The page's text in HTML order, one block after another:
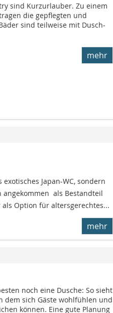
sind Kurzurlauber. Zu einem
die gepflegten und
sind teilweise mit Dusch-
mehr
Japan-WC, sondern
 als Bestandteil
Option für altersgerechtes...
mehr
noch eine Dusche: So sieht
dem sich Gäste wohlfühlen und
können. Eine gute Planung